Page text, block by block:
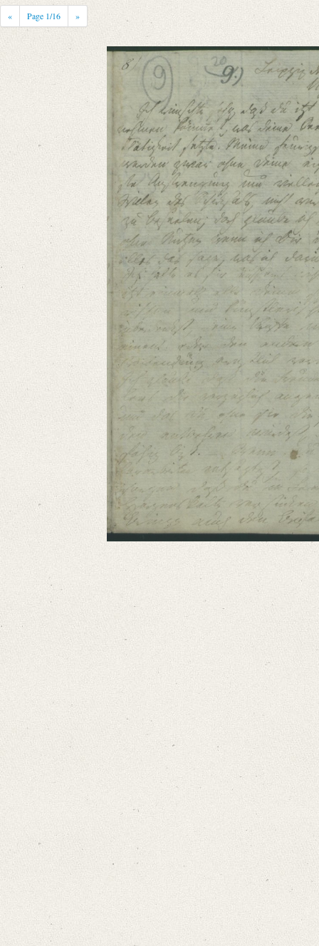
Notations: Empfangsort erschlossen.
Printed Text
Bibliography: Kritische Friedrich-Schlegel-Ausgabe. Bd. 23. Dritte
romantischen Schule (15. September 1788 ‒ 15. Juli 1797). Mit
Incipit: „[1] Leipzig den 11ten Februar 1792.
Ich wünschte sehr, daß Du itzt etwas unternehmen könntest, was
Manuscript
Provider: Dresden, Sächsische Landesbibliothek - Staats- und
Classification Number: Mscr.Dresd.e.90,XIX,Bd.24.a,Nr.9
Number of Pages: 12 S. auf Doppelbl., hs. m. U.
Format: 19,1 x 11,4 cm
Language
« Page 1/16 »